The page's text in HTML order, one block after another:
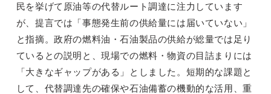
民を挙げて原油等の代替ルート調達に注力しています
が、提言では「事態発生前の供給量には届いていない」
と指摘。政府の燃料油・石油製品の供給が総量では足り
ているとの説明と、現場での燃料・物資の目詰まりには
「大きなギャップがある」としました。短期的な課題と
して、代替調達先の確保や石油備蓄の機動的な活用、重